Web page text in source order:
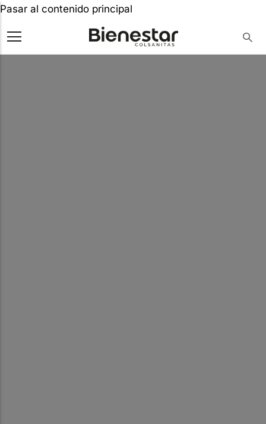
Pasar al contenido principal